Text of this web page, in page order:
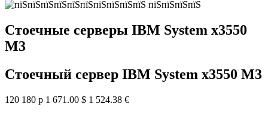
Стоечные серверы IBM System x3550
M3
Стоечный сервер IBM System x3550 M3
120 180 р 1 671.00 $ 1 524.38 €